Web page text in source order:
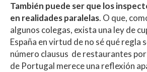
También puede ser que los
en realidades paralelas. O que,
algunos colegas, exista una ley de
España en virtud de no sé qué regla
número clausus de restaurantes
de Portugal merece una reflexión